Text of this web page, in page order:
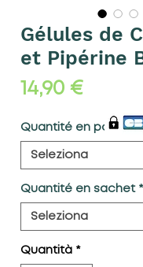
Gélules de
et Pipérine
14,90 €Prezzo
Quantité en pot *
Quantité en sachet *
Quantità *